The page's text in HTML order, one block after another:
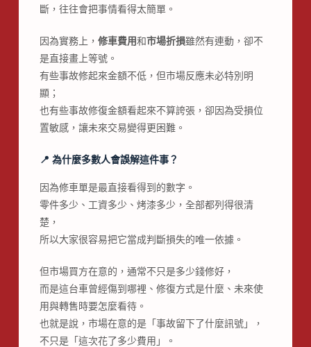
斷，往往會把事情看得太簡單。
因為實務上， 修車費用和市場折損雖然有連動，卻不
是直接畫上等號。
有些事故修起來金額不低，但市場反應未必特別明
顯；
也有些事故修復金額看起來不算誇張，卻因為受損位
置敏感，讓未來交易變得更困難。
📍 為什麼多數人會誤解這件事？
因為修車單是最直接看得到的數字。
零件多少、工資多少、烤漆多少，全部都列得很清
楚，
所以大家很容易把它當成判斷損失的唯一依據。
但市場買方在意的，通常不只是多少錢修好，
而是這台車曾經傷到哪裡、修復方式是什麼、未來使
用與轉售時要怎麼看待。
也就是說，市場在意的是「事故留下了什麼訊號」，
不只是「這次花了多少費用」。